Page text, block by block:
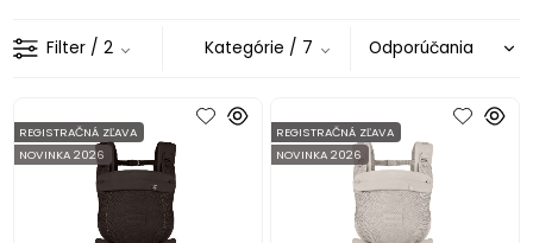
Filter / 2 Kategórie / 7
REGISTRAČNÁ ZĽAVA
NOVINKA 2026
REGISTRAČNÁ ZĽAVA
NOVINKA 2026